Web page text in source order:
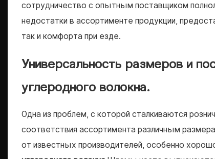
сотрудничество с опытным поставщиком
недостатки в ассортименте продукции,
так и комфорта при езде.
Универсальность размеров и
углеродного волокна.
Одна из проблем, с которой сталкиваются
соответствия ассортимента различным
от известных производителей, особенно